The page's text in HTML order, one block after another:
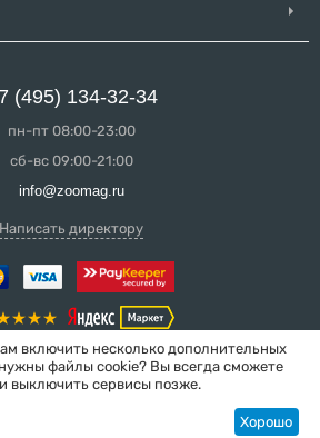
(495) 134-32-34
пн-пт 08:00-23:00
сб-вс 09:00-21:00
info@zoomag.ru
Написать директору
сделан в вебстудии
MakeShop.pro
включить несколько дополнительных
файлы cookie? Вы всегда сможете
выключить сервисы позже.
Хорошо